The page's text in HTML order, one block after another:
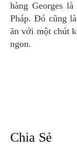
hàng Georges
Pháp. Đó cũng
ăn với một chút
ngon.
Chia Sẻ